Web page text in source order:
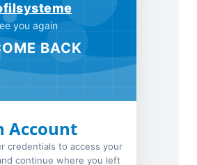
you again
BACK
Account
credentials to access your
continue where you left